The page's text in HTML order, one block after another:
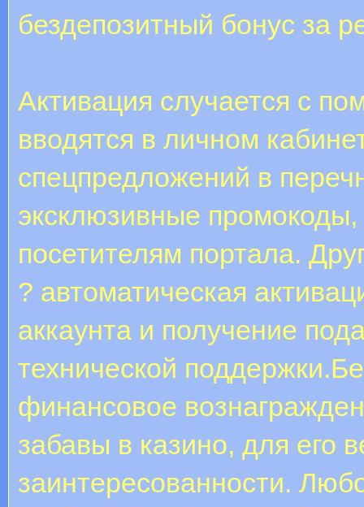
бездепозитный бонус за
Активация случается с
вводятся в личном
спецпредложений в
эксклюзивные
посетителям портала.
? автоматическая
аккаунта и получение
технической
финансовое
забавы в казино, для его
заинтересованности.